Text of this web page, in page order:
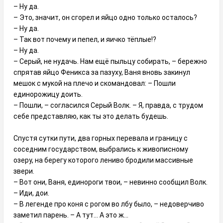
– Ну да.
– Это, значит, он сгорел и яйцо одно только осталось?
– Ну да.
– Так вот почему и пепел, и яичко тёплые!?
– Ну да.
– Серый, не нудачь. Нам ещё пыльцу собирать, – бережно
спрятав яйцо Феникса за пазуху, Ваня вновь закинул
мешок с мукой на плечо и скомандовал: – Пошли
единорожицу доить.
– Пошли, – согласился Серый Волк. – Я, правда, с трудом
себе представляю, как ты это делать будешь.
Спустя сутки пути, два горных перевала и границу с
соседним государством, выбрались к живописному
озеру, на берегу которого лениво бродили массивные
звери.
– Вот они, Ваня, единороги твои, – невинно сообщил Волк.
– Иди, дои.
– В легенде про коня с рогом во лбу было, – недоверчиво
заметил парень. – А тут... А это ж...